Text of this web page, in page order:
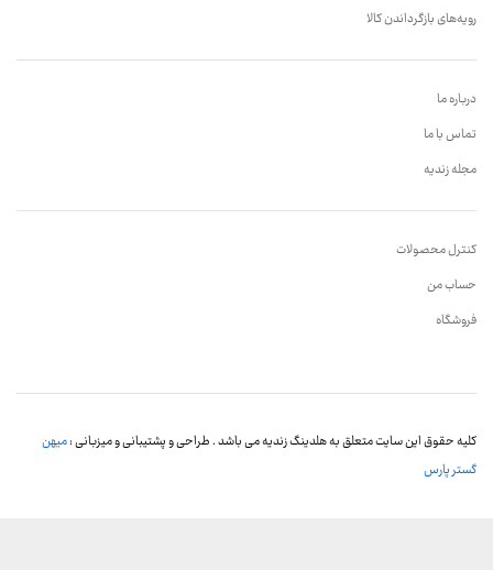
رویه‌های بازگرداندن کالا
درباره ما
تماس با ما
مجله زندیه
کنترل محصولات
حساب من
فروشگاه
کلیه حقوق این سایت متعلق به هلدینگ زندیه می باشد . طراحی و پشتیبانی و میزبانی :میهن
گستر پارس